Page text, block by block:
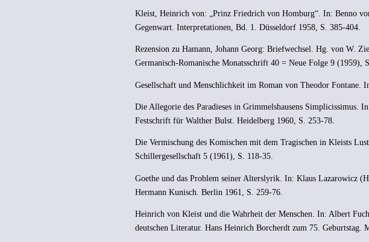
Kleist, Heinrich von: „Prinz Friedrich von Homburg“. In: Benno
Gegenwart. Interpretationen, Bd. 1. Düsseldorf 1958, S. 385-404.
Rezension zu Hamann, Johann Georg: Briefwechsel. Hg. von W.
Germanisch-Romanische Monatsschrift 40 = Neue Folge 9 (1959),
Gesellschaft und Menschlichkeit im Roman von Theodor Fontane.
Die Allegorie des Paradieses in Grimmelshausens Simplicissimus.
Festschrift für Walther Bulst. Heidelberg 1960, S. 253-78.
Die Vermischung des Komischen mit dem Tragischen in Kleists
Schillergesellschaft 5 (1961), S. 118-35.
Goethe und das Problem seiner Alterslyrik. In: Klaus Lazarowicz
Hermann Kunisch. Berlin 1961, S. 259-76.
Heinrich von Kleist und die Wahrheit der Menschen. In: Albert
deutschen Literatur. Hans Heinrich Borcherdt zum 75. Geburtstag.